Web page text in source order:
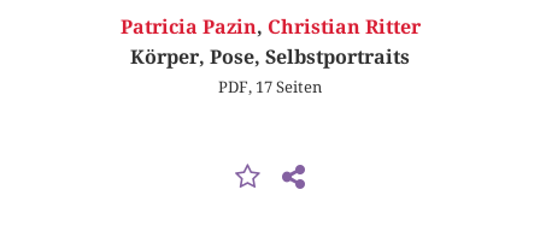
Patricia Pazin, Christian Ritter
Körper, Pose, Selbstportraits
PDF, 17 Seiten